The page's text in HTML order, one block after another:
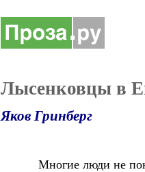
Лысенковцы в
Яков Гринберг
Многие люди не